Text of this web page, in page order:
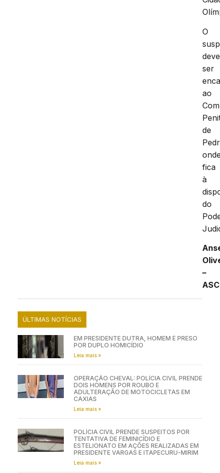
O
deve
ser
ao
de
fica
à
do
–
ÚLTIMAS NOTÍCIAS
EM PRESIDENTE DUTRA, HOMEM É PRESO
POR DUPLO HOMICÍDIO
Leia mais »
OPERAÇÃO CHEVAL: POLÍCIA CIVIL PRENDE
DOIS HOMENS POR ROUBO E
ADULTERAÇÃO DE MOTOCICLETAS EM
CAXIAS
Leia mais »
POLÍCIA CIVIL PRENDE SUSPEITOS POR
TENTATIVA DE FEMINICÍDIO E
ESTELIONATO EM AÇÕES REALIZADAS EM
PRESIDENTE VARGAS E ITAPECURU-MIRIM
Leia mais »